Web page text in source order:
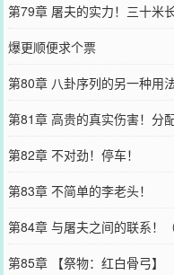
第79章 屠夫的实力！三十米
爆更顺便求个票
第80章 八卦序列的另一种用法
第81章 高贵的真实伤害！分
第82章 不对劲！停车！
第83章 不简单的李老头！
第84章 与屠夫之间的联系！
第85章 【祭物：红白骨弓】